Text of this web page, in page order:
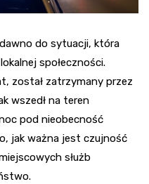
do sytuacji, która
społeczności.
został zatrzymany przez
wszedł na teren
pod nieobecność
jak ważna jest czujność
służb